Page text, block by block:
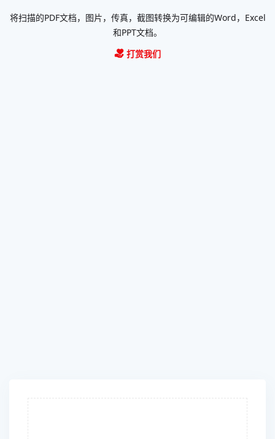
将扫描的PDF文档，图片，传真，截图转换为可编辑的Word，Excel
和PPT文档。
打赏我们